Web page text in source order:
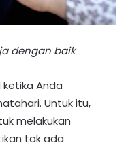
dengan baik
Anda
Untuk itu,
melakukan
tak ada